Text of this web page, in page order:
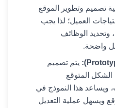
تصميم وتطوير الموقع
العميل؛ لذا يجب
وتحديد الوظائف
واضحة.
يتم تصميم
المتوقع
ويساعد هذا النموذج في
ويسهل عملية التعديل